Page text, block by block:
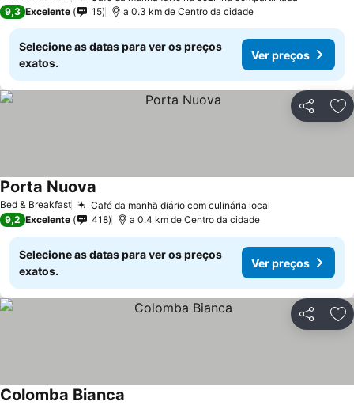
9,3 Excelente 15 a 0.3 km de Centro da cidade
Selecione as datas para ver os preços
exatos.
Ver preços
Partilhar
Bed & Breakfast Café da manhã diário com culinária local
Porta Nuova
9,2 Excelente 418 a 0.4 km de Centro da cidade
Selecione as datas para ver os preços
exatos.
Ver preços
Partilhar
Colomba Bianca